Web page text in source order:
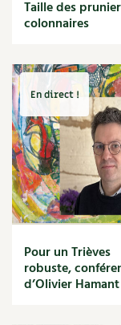
Cuisine saine
Décoration
DIY
Eau
Énergie
Enfants
Expérimentation
Fleur
Jardin bio
Légumes
Légumineuse
Maïs doux
Maison saine
Taille des
colonnaires
En direct !
Pour un Trièves
robuste,
d’Olivier Hamant